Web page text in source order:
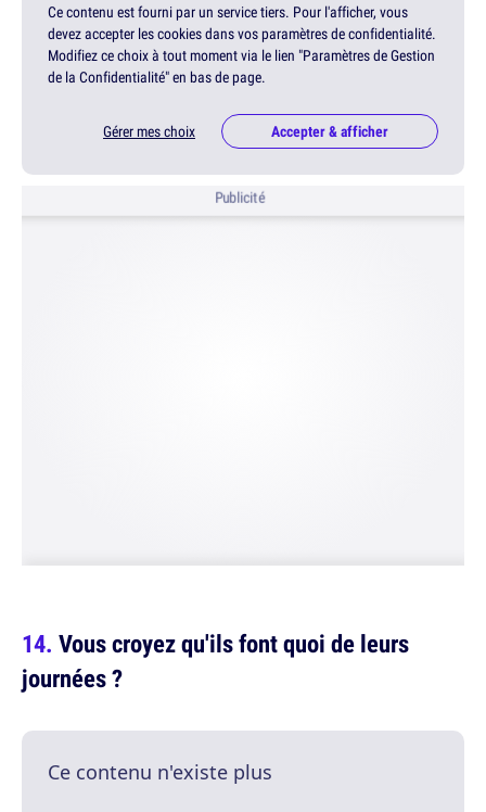
Ce contenu est fourni par un service tiers. Pour l'afficher, vous
devez accepter les cookies dans vos paramètres de confidentialité.
Modifiez ce choix à tout moment via le lien "Paramètres de Gestion
de la Confidentialité" en bas de page.
Gérer mes choix Accepter & afficher
Publicité
Vous croyez qu'ils font quoi de leurs
journées ?
Ce contenu n'existe plus